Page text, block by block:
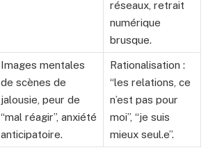
réseaux, retrait
numérique
brusque.
Images mentales
de scènes de
jalousie, peur de
“mal réagir”, anxiété
anticipatoire.
Rationalisation :
“les relations, ce
n’est pas pour
moi”, “je suis
mieux seul.e”.